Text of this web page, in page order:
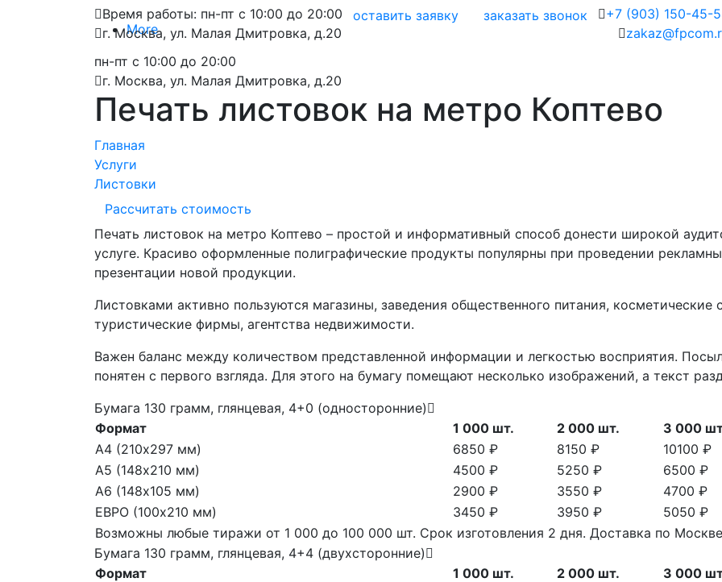
Время работы: пн-пт с 10:00 до 20:00
г. Москва, ул. Малая Дмитровка, д.20
оставить заявку заказать звонок
+7 (903) 150-45-
More
пн-пт с 10:00 до 20:00
г. Москва, ул. Малая Дмитровка, д.20
Печать листовок на метро Коптево
Главная
Услуги
Листовки
Рассчитать стоимость
Печать листовок на метро Коптево – простой и информативный способ донести широкой
услуге. Красиво оформленные полиграфические продукты популярны при проведении
презентации новой продукции.
Листовками активно пользуются магазины, заведения общественного питания,
туристические фирмы, агентства недвижимости.
Важен баланс между количеством представленной информации и легкостью восприятия.
понятен с первого взгляда. Для этого на бумагу помещают несколько изображений, а текст
Бумага 130 грамм, глянцевая, 4+0 (односторонние)
Формат
1 000 шт. 2 000 шт.
3 000
А4 (210х297 мм)
6850 ₽ 8150 ₽
10100 ₽
А5 (148х210 мм)
4500 ₽ 5250 ₽
6500 ₽
А6 (148х105 мм)
2900 ₽ 3550 ₽
4700 ₽
ЕВРО (100х210 мм)
3450 ₽ 3950 ₽
5050 ₽
Возможны любые тиражи от 1 000 до 100 000 шт. Срок изготовления 2 дня. Доставка по
Бумага 130 грамм, глянцевая, 4+4 (двухсторонние)
Формат
1 000 шт. 2 000 шт.
3 000